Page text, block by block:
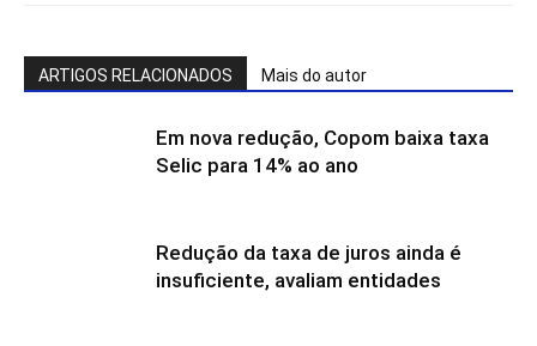
ARTIGOS RELACIONADOS Mais do autor
Em nova redução, Copom baixa taxa
Selic para 14% ao ano
Redução da taxa de juros ainda é
insuficiente, avaliam entidades